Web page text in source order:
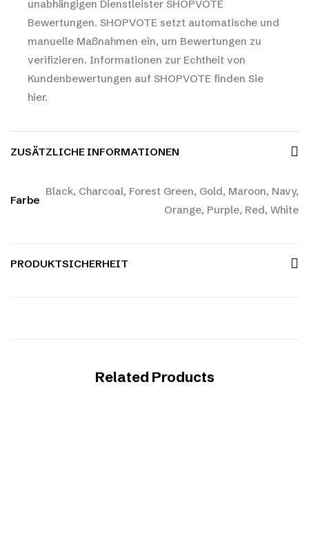
unabhängigen Dienstleister SHOPVOTE
Bewertungen. SHOPVOTE setzt automatische und
manuelle Maßnahmen ein, um Bewertungen zu
verifizieren. Informationen zur Echtheit von
Kundenbewertungen auf SHOPVOTE finden Sie
hier.
ZUSÄTZLICHE INFORMATIONEN
Farbe
Black, Charcoal, Forest Green, Gold, Maroon, Navy,
Orange, Purple, Red, White
PRODUKTSICHERHEIT
Related Products